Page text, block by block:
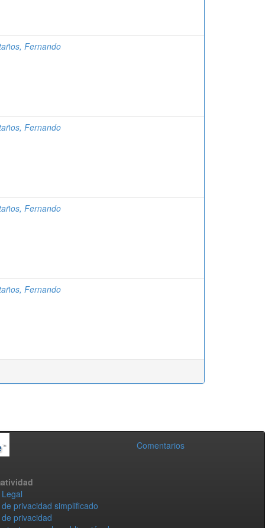
Fernando
Fernando
Fernando
Fernando
Comentarios
privacidad simplificado
privacidad